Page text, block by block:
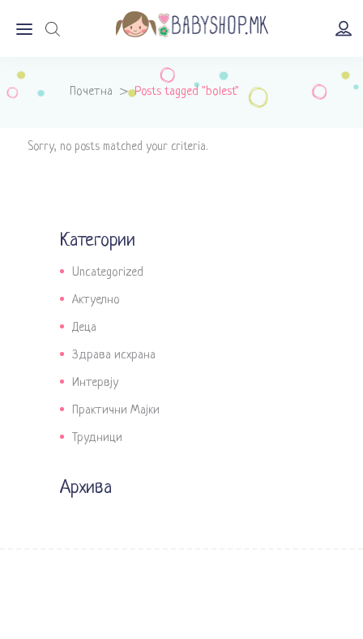
Почетна >Posts tagged "bolest"
Sorry, no posts matched your criteria.
Категории
Uncategorized
Актуелно
Деца
Здрава исхрана
Интервју
Практични Мајки
Трудници
Архива